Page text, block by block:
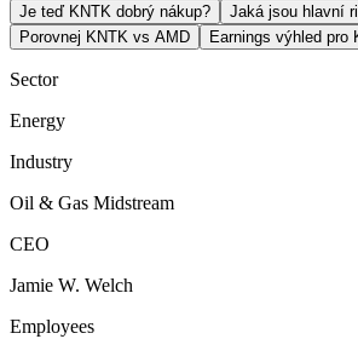
Je teď KNTK dobrý nákup?
Jaká jsou hlavní
Porovnej KNTK vs AMD
Earnings výhled pro
Sector
Energy
Industry
Oil & Gas Midstream
CEO
Jamie W. Welch
Employees